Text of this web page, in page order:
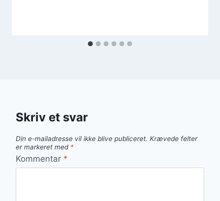
Skriv et svar
Din e-mailadresse vil ikke blive publiceret. Krævede felter
er markeret med *
Kommentar *